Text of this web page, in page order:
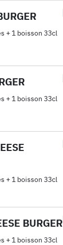
+ 1 boisson 33cl
+ 1 boisson 33cl
+ 1 boisson 33cl
BURGER
+ 1 boisson 33cl